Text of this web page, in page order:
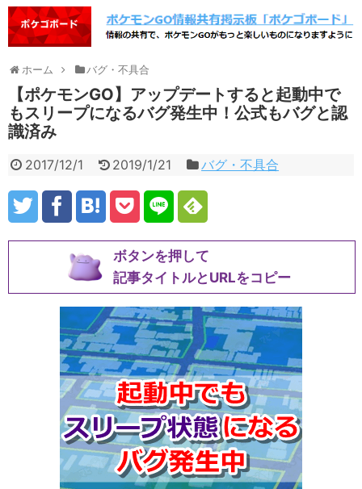
ホーム バグ・不具合
【ポケモンGO】アップデートすると起動中で
もスリープになるバグ発生中！公式もバグと認
識済み
2017/12/1 2019/1/21 バグ・不具合
ボタンを押して
記事タイトルとURLをコピー